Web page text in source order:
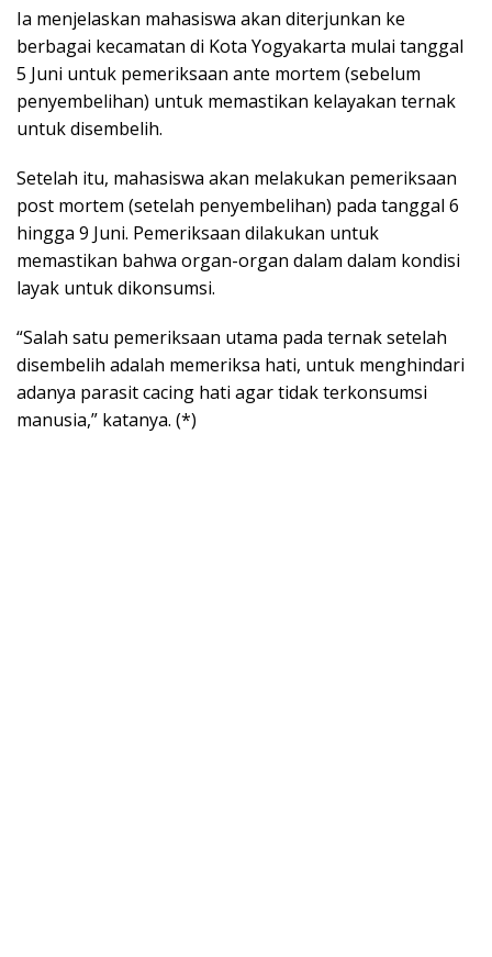
Ia menjelaskan mahasiswa akan diterjunkan ke
berbagai kecamatan di Kota Yogyakarta mulai tanggal
5 Juni untuk pemeriksaan ante mortem (sebelum
penyembelihan) untuk memastikan kelayakan ternak
untuk disembelih.
Setelah itu, mahasiswa akan melakukan pemeriksaan
post mortem (setelah penyembelihan) pada tanggal 6
hingga 9 Juni. Pemeriksaan dilakukan untuk
memastikan bahwa organ-organ dalam dalam kondisi
layak untuk dikonsumsi.
“Salah satu pemeriksaan utama pada ternak setelah
disembelih adalah memeriksa hati, untuk menghindari
adanya parasit cacing hati agar tidak terkonsumsi
manusia,” katanya. (*)